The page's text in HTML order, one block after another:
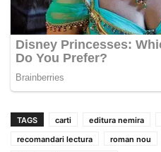
TAGS carti editura nemira
recomandari lectura
roman nou